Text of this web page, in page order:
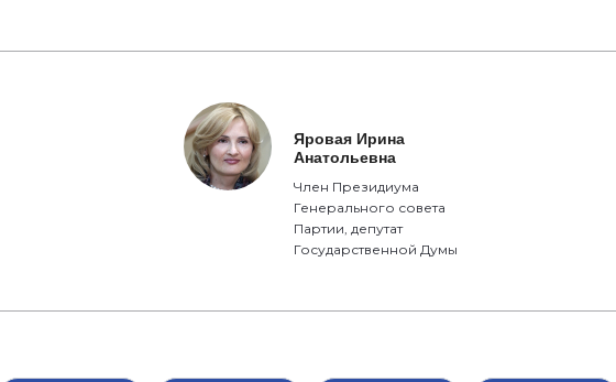
Яровая Ирина
Анатольевна
Член Президиума
Генерального совета
Партии, депутат
Государственной Думы